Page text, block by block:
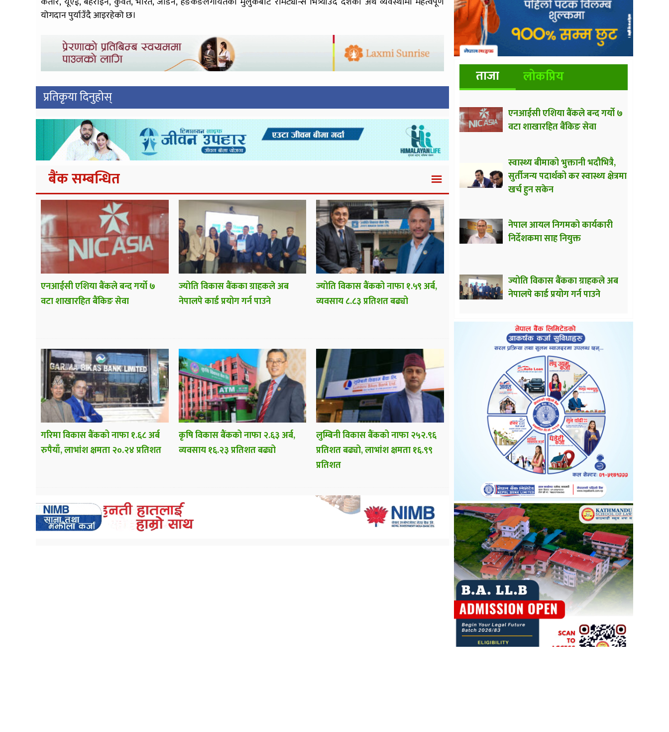
योगदान पुर्याउँदै आइरहेको छ।
प्रतिकृया दिनुहोस्
बैंक सम्बन्धित
एनआईसी एशिया बैंकले बन्द गर्यो ७
वटा शाखारहित बैंकिङ सेवा
ज्योति विकास बैंकका ग्राहकले अब
नेपालपे कार्ड प्रयोग गर्न पाउने
ज्योति विकास बैंकको नाफा १.५९ अर्ब,
व्यवसाय ८.८३ प्रतिशत बढ्यो
गरिमा विकास बैंकको नाफा १.६८ अर्ब
रुपैयाँ, लाभांश क्षमता २०.२४ प्रतिशत
कृषि विकास बैंकको नाफा २.६३ अर्ब,
व्यवसाय १६.२३ प्रतिशत बढ्यो
लुम्बिनी विकास बैंकको नाफा २५२.९६
प्रतिशत बढ्यो, लाभांश क्षमता १६.९९
प्रतिशत
ताजा लोकप्रिय
एनआईसी एशिया बैंकले बन्द गर्यो ७
वटा शाखारहित बैंकिङ सेवा
स्वास्थ्य बीमाको भुक्तानी भदौभित्रै,
सुर्तीजन्य पदार्थको कर स्वास्थ्य क्षेत्रमा
खर्च हुन सकेन
नेपाल आयल निगमको कार्यकारी
निर्देशकमा साह नियुक्त
ज्योति विकास बैंकका ग्राहकले अब
नेपालपे कार्ड प्रयोग गर्न पाउने